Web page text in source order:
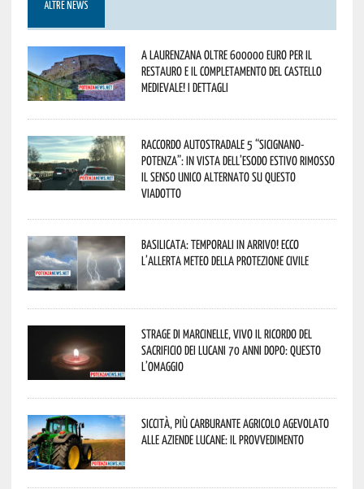
ALTRE NEWS
A Laurenzana oltre 600000 euro per il
restauro e il completamento del Castello
Medievale! I dettagli
Raccordo Autostradale 5 “Sicignano-
Potenza”: in vista dell’esodo estivo rimosso
il senso unico alternato su questo
viadotto
Basilicata: temporali in arrivo! Ecco
l’allerta meteo della Protezione civile
Strage di Marcinelle, vivo il ricordo del
sacrificio dei lucani 70 anni dopo: questo
l’omaggio
Siccità, più carburante agricolo agevolato
alle aziende lucane: il provvedimento